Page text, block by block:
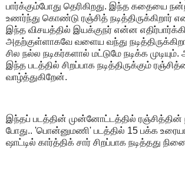
பார்க்கும்போது தெரிகிறது. இந்த கதையை
உணர்ந்து கொண்டு ரஞ்சித் நடித்திருக்கிறார்
இந்த விசயத்தில் இயக்குநர் என்ன
அதற்குள்ளாகவே வளைய வந்து
சில நல்ல நடிகர்களால் மட்டுமே நடிக்க
இந்த படத்தில் சிறப்பாக நடித்திருக்கும்
வாழ்த்துகிறேன்.
இந்தப் படத்தின் முன்னோட்டத்தில் ரஞ்சித்தின்
போது.. 'பொன்னுமணி' படத்தில் 15 பக்க
ஷாட்டில் கார்த்திக் சார் சிறப்பாக நடித்தது